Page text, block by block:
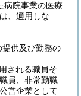
病院事業の医療
、適用しな
供及び勤務の
される職員そ
員、非常勤職
営企業として